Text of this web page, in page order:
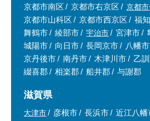
京都市南区
京都市右京区
京都
京都市山科区
京都市西京区
福
舞鶴市
綾部市 宇治市 宮津市
城陽市
向日市 長岡京市 八幡市
京丹後市
南丹市 木津川市 乙
綴喜郡
相楽郡 船井郡 与謝郡
滋賀県
大津市 彦根市 長浜市 近江八幡